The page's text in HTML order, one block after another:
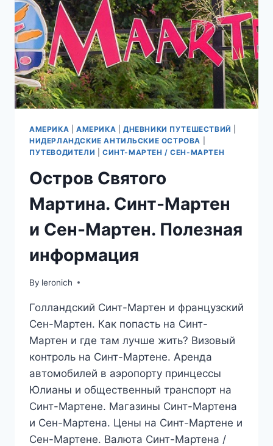
АМЕРИКА АМЕРИКА ДНЕВНИКИ ПУТЕШЕСТВИЙ
НИДЕРЛАНДСКИЕ АНТИЛЬСКИЕ ОСТРОВА
ПУТЕВОДИТЕЛИ
СИНТ-МАРТЕН / СЕН-МАРТЕН
Остров Святого
Мартина. Синт-Мартен
и Сен-Мартен. Полезная
информация
By leronich
Голландский Синт-Мартен и французский
Сен-Мартен. Как попасть на Синт-
Мартен и где там лучше жить? Визовый
контроль на Синт-Мартене. Аренда
автомобилей в аэропорту принцессы
Юлианы и общественный транспорт на
Синт-Мартене. Магазины Синт-Мартена
и Сен-Мартена. Цены на Синт-Мартене и
Сен-Мартене. Валюта Синт-Мартена /